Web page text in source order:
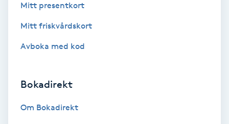
Sugaring
Svettbehandling
Mitt presentkort
Mitt friskvårdskort
Avboka med kod
Bokadirekt
Om Bokadirekt